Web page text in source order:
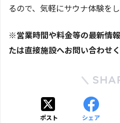
るので、気軽にサウナ体験を
※営業時間や料金等の最新情
たは直接施設へお問い合わせく
ポスト シェア